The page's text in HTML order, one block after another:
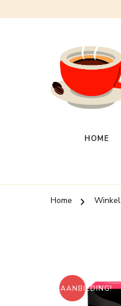
HOME
Home Winkel
AANBIEDING!